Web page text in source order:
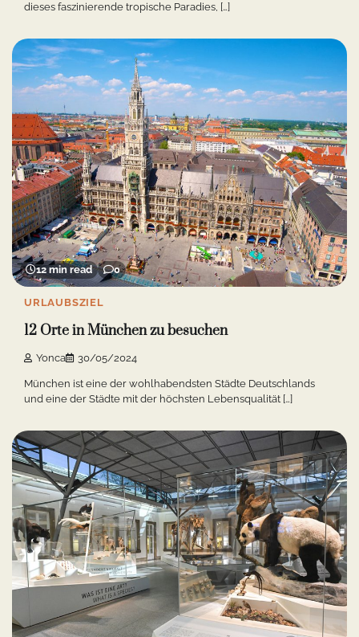
dieses faszinierende tropische Paradies, […]
12 min read 0
URLAUBSZIEL
12 Orte in München zu besuchen
Yonca 30/05/2024
München ist eine der wohlhabendsten Städte Deutschlands
und eine der Städte mit der höchsten Lebensqualität […]